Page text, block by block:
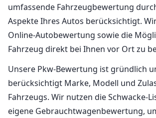
umfassende Fahrzeugbewertung
Aspekte Ihres Autos berücksichtigt.
Online-Autobewertung sowie die
Fahrzeug direkt bei Ihnen vor Ort zu
Unsere Pkw-Bewertung ist gründlich
berücksichtigt Marke, Modell und
Fahrzeugs. Wir nutzen die Schwacke-
eigene Gebrauchtwagenbewertung,